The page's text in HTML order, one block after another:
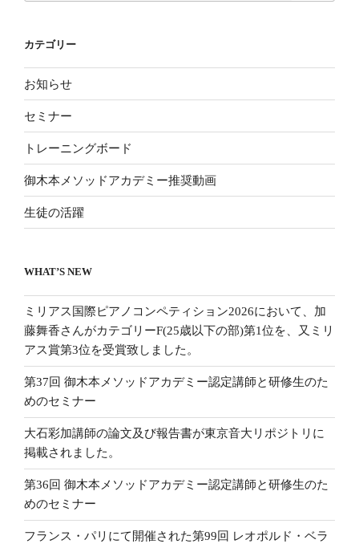
カテゴリー
お知らせ
セミナー
トレーニングボード
御木本メソッドアカデミー推奨動画
生徒の活躍
WHAT’S NEW
ミリアス国際ピアノコンペティション2026において、加
藤舞香さんがカテゴリーF(25歳以下の部)第1位を、又ミリ
アス賞第3位を受賞致しました。
第37回 御木本メソッドアカデミー認定講師と研修生のた
めのセミナー
大石彩加講師の論文及び報告書が東京音大リポジトリに
掲載されました。
第36回 御木本メソッドアカデミー認定講師と研修生のた
めのセミナー
フランス・パリにて開催された第99回 レオポルド・ベラ